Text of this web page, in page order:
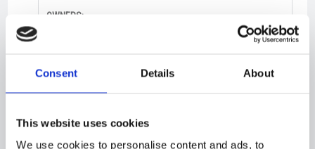
Consent Details About
This website uses cookies
We use cookies to personalise content and ads, to
OWNERS:
HOMEPORT:
​Klaksvík, Faroe Islands
DELIVERY: